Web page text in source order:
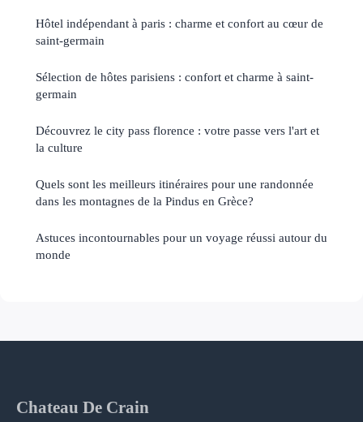
Hôtel indépendant à paris : charme et confort au cœur de
saint-germain
Sélection de hôtes parisiens : confort et charme à saint-
germain
Découvrez le city pass florence : votre passe vers l'art et
la culture
Quels sont les meilleurs itinéraires pour une randonnée
dans les montagnes de la Pindus en Grèce?
Astuces incontournables pour un voyage réussi autour du
monde
Chateau De Crain